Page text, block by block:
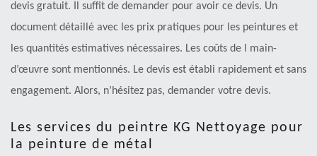
devis gratuit. Il suffit de demander pour avoir ce devis. Un
document détaillé avec les prix pratiques pour les peintures et
les quantités estimatives nécessaires. Les coûts de l main-
d’œuvre sont mentionnés. Le devis est établi rapidement et sans
engagement. Alors, n’hésitez pas, demander votre devis.
Les services du peintre KG Nettoyage pour
la peinture de métal